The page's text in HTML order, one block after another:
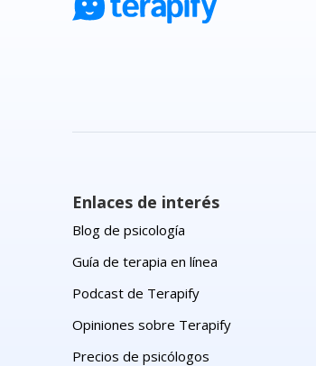
Enlaces de interés
Blog de psicología
Guía de terapia en línea
Podcast de Terapify
Opiniones sobre Terapify
Precios de psicólogos